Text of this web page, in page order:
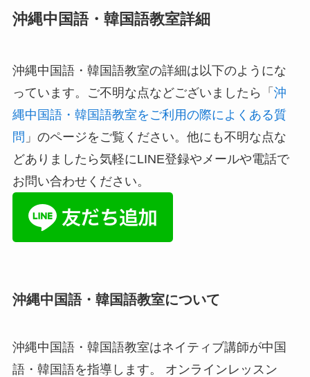
沖縄中国語・韓国語教室詳細
沖縄中国語・韓国語教室の詳細は以下のようにな
っています。ご不明な点などございましたら「 沖
縄中国語・韓国語教室をご利用の際によくある質
問 」のページをご覧ください。他にも不明な点な
どありましたら気軽にLINE登録やメールや電話で
お問い合わせください。
沖縄中国語・韓国語教室について
沖縄中国語・韓国語教室はネイティブ講師が中国
語・韓国語を指導します。 オンラインレッスン